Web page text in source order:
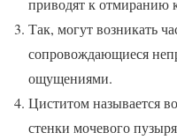
приводят к отмиранию
Так, могут возникать
сопровождающиеся
ощущениями.
Циститом называется
стенки мочевого